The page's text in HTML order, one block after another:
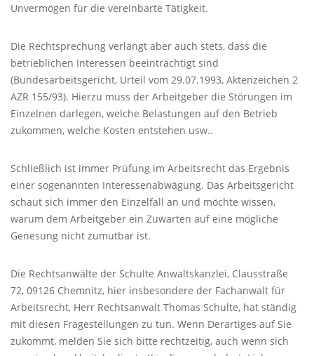
Unvermögen für die vereinbarte Tätigkeit.
Die Rechtsprechung verlangt aber auch stets, dass die
betrieblichen Interessen beeinträchtigt sind
(Bundesarbeitsgericht, Urteil vom 29.07.1993, Aktenzeichen 2
AZR 155/93). Hierzu muss der Arbeitgeber die Störungen im
Einzelnen darlegen, welche Belastungen auf den Betrieb
zukommen, welche Kosten entstehen usw..
Schließlich ist immer Prüfung im Arbeitsrecht das Ergebnis
einer sogenannten Interessenabwägung. Das Arbeitsgericht
schaut sich immer den Einzelfall an und möchte wissen,
warum dem Arbeitgeber ein Zuwarten auf eine mögliche
Genesung nicht zumutbar ist.
Die Rechtsanwälte der Schulte Anwaltskanzlei, Clausstraße
72, 09126 Chemnitz, hier insbesondere der Fachanwalt für
Arbeitsrecht, Herr Rechtsanwalt Thomas Schulte, hat ständig
mit diesen Fragestellungen zu tun. Wenn Derartiges auf Sie
zukommt, melden Sie sich bitte rechtzeitig, auch wenn sich